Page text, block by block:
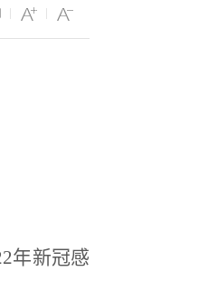
年新冠感